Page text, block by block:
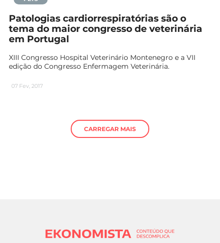
Patologias cardiorrespiratórias são o
tema do maior congresso de veterinária
em Portugal
XIII Congresso Hospital Veterinário Montenegro e a VII
edição do Congresso Enfermagem Veterinária.
07 Fev, 2017
CARREGAR MAIS